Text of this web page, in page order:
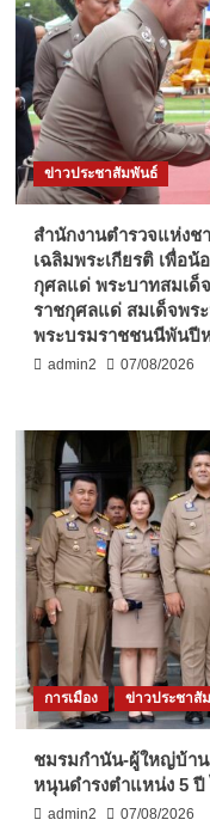
ข่าวประชาสัมพันธ์
สำนักงานตำรวจแห่ง
เฉลิมพระเกียรติ เพื่อ
กุศลแด่ พระบาทสมเด็
ราชกุศลแด่ สมเด็จพร
พระบรมราชชนนีพันปี
admin2 07/08/2026
การเมือง ข่าวประชาสั
ชมรมกำนัน-ผู้ใหญ่บ้าน
หนุนดำรงตำแหน่ง 5 ปี
admin2 07/08/2026